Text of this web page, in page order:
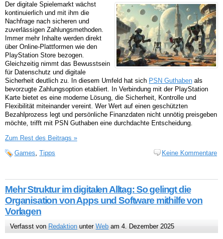
Der digitale Spielemarkt wächst
kontinuierlich und mit ihm die
Nachfrage nach sicheren und
zuverlässigen Zahlungsmethoden.
Immer mehr Inhalte werden direkt
über Online-Plattformen wie den
PlayStation Store bezogen.
Gleichzeitig nimmt das Bewusstsein
für Datenschutz und digitale
Sicherheit deutlich zu. In diesem Umfeld hat sich PSN Guthaben als
bevorzugte Zahlungsoption etabliert. In Verbindung mit der PlayStation
Karte bietet es eine moderne Lösung, die Sicherheit, Kontrolle und
Flexibilität miteinander vereint. Wer Wert auf einen geschützten
Bezahlprozess legt und persönliche Finanzdaten nicht unnötig preisgeben
möchte, trifft mit PSN Guthaben eine durchdachte Entscheidung.
Zum Rest des Beitrags »
Games Tipps Keine Kommentare
Mehr Struktur im digitalen Alltag: So gelingt die
Organisation von Apps und Software mithilfe von
Vorlagen
Verfasst von Redaktion unterWeb am 4. Dezember 2025